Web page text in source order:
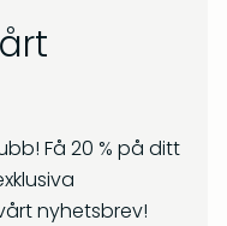
– Doftljus 150 g
Få 20 % på ditt
nyhetsbrev!